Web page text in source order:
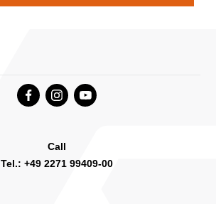
Call
Tel.: +49 2271 99409-00